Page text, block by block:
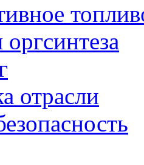
отрасли